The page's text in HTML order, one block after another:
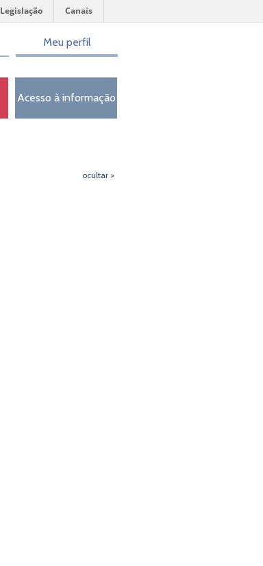
Legislação Canais
Meu perfil
Acesso à informação
ocultar >